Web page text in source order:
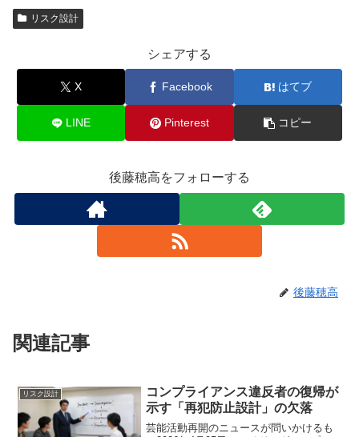
リスク設計
シェアする
X Facebook はてブ
LINE Pinterest コピー
後藤穂高をフォローする
後藤穂高
関連記事
リスク設計
コンプライアンス違反者の復帰が
示す「再犯防止設計」の欠落
芸能活動再開のニュースが問いかけるも